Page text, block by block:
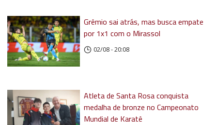
Grêmio sai atrás, mas busca empate
por 1x1 com o Mirassol
02/08 - 20:08
Atleta de Santa Rosa conquista
medalha de bronze no Campeonato
Mundial de Karatê